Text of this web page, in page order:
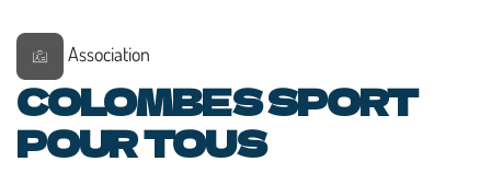
Association
COLOMBES SPORT
POUR TOUS